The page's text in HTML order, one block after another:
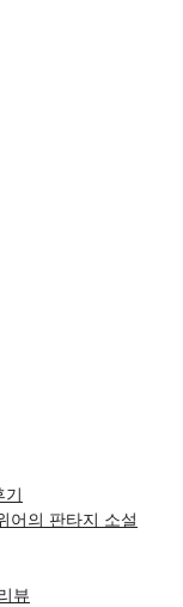
어의 판타지 소설
뷰